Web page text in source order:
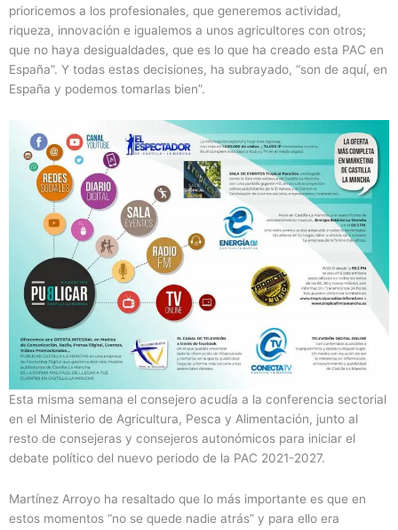
prioricemos a los profesionales, que generemos actividad,
riqueza, innovación e igualemos a unos agricultores con otros;
que no haya desigualdades, que es lo que ha creado esta PAC en
España”. Y todas estas decisiones, ha subrayado, “son de aquí, en
España y podemos tomarlas bien”.
Esta misma semana el consejero acudía a la conferencia sectorial
en el Ministerio de Agricultura, Pesca y Alimentación, junto al
resto de consejeras y consejeros autonómicos para iniciar el
debate político del nuevo periodo de la PAC 2021-2027.
Martínez Arroyo ha resaltado que lo más importante es que en
estos momentos “no se quede nadie atrás” y para ello era